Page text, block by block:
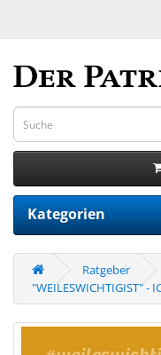
Kategorien
Ratgeber
"WEILESWICHTIGIST" -